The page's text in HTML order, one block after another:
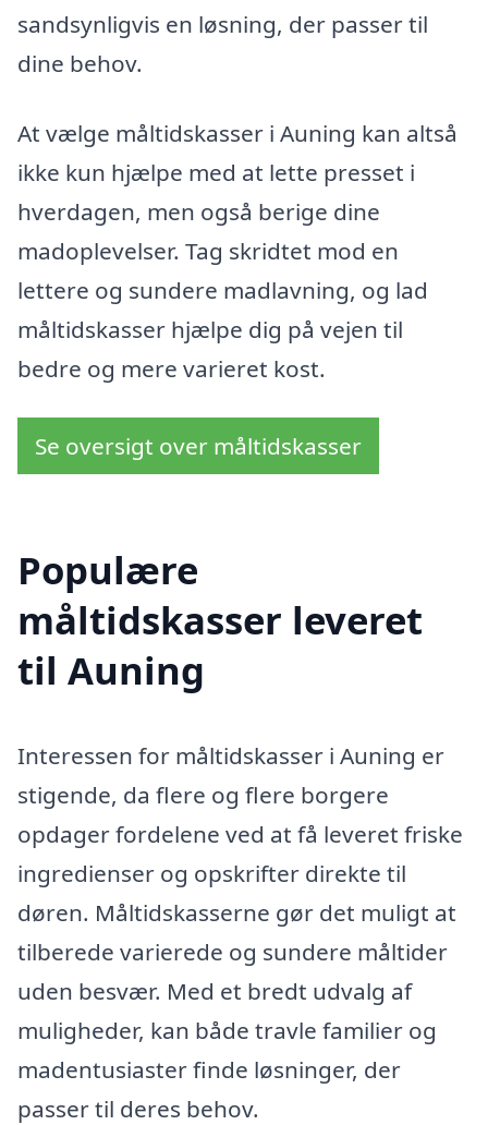
sandsynligvis en løsning, der passer til
dine behov.
At vælge måltidskasser i Auning kan altså
ikke kun hjælpe med at lette presset i
hverdagen, men også berige dine
madoplevelser. Tag skridtet mod en
lettere og sundere madlavning, og lad
måltidskasser hjælpe dig på vejen til
bedre og mere varieret kost.
Se oversigt over måltidskasser
Populære
måltidskasser leveret
til Auning
Interessen for måltidskasser i Auning er
stigende, da flere og flere borgere
opdager fordelene ved at få leveret friske
ingredienser og opskrifter direkte til
døren. Måltidskasserne gør det muligt at
tilberede varierede og sundere måltider
uden besvær. Med et bredt udvalg af
muligheder, kan både travle familier og
madentusiaster finde løsninger, der
passer til deres behov.